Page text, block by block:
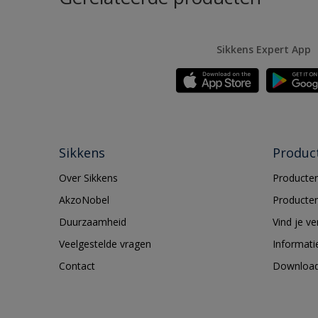
Sikkens Expert App
Sikkens
Over Sikkens
AkzoNobel
Duurzaamheid
Veelgestelde vragen
Contact
Vind je